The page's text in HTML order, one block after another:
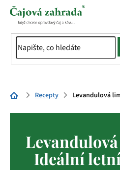
Přejít
Domů Recepty Levandulová
Ideální